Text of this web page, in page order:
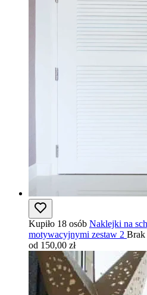
Kupiło 18 osób Naklejki na
motywacyjnymi zestaw 2
od 150,00 zł